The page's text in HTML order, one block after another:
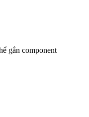
gắn component